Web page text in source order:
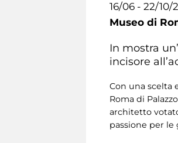
16/06 - 22/10/
Museo di
In mostra
incisore
Con una scelta
Roma di
architetto
passione per le